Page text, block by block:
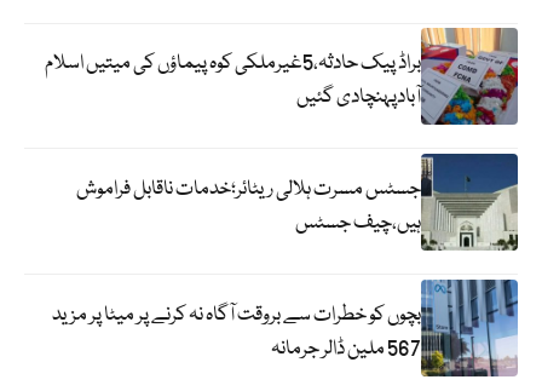
براڈ پیک حادثہ،5غیرملکی کوہ پیماؤں کی میتیں اسلام
آبادپہنچادی گئیں
جسٹس مسرت ہلالی ریٹائر؛خدمات ناقابل فراموش
ہیں،چیف جسٹس
بچوں کو خطرات سے بروقت آگاہ نہ کرنے پر میٹا پر مزید
567 ملین ڈالر جرمانہ